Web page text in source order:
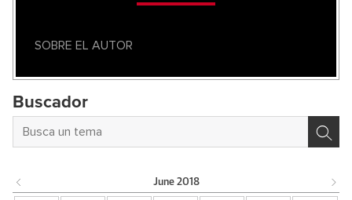
SOBRE EL AUTOR
Buscador
June 2018